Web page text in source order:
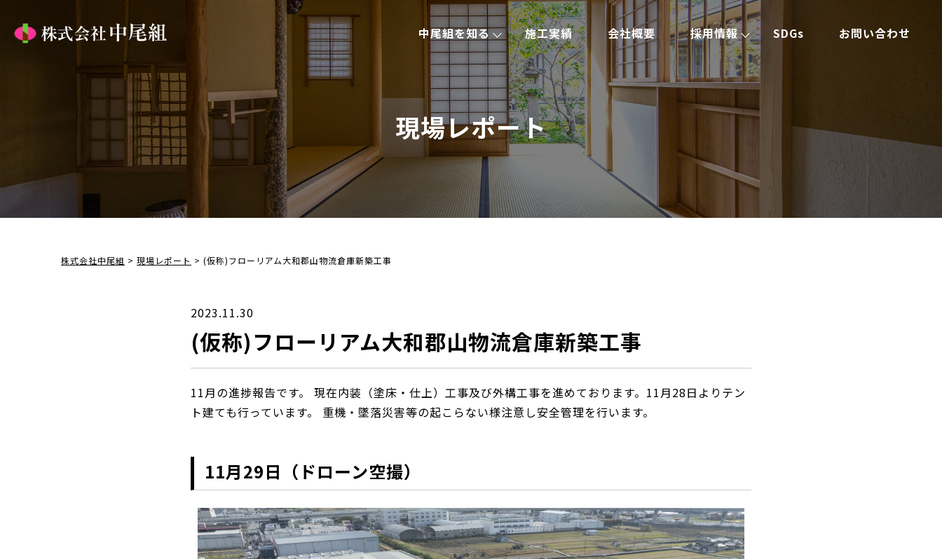
中尾組を知る 施工実績 会社概要 採用情報 SDGs お問い合わせ
現場レポート
株式会社中尾組 > 現場レポート > (仮称)フローリアム大和郡山物流倉庫新築工事
2023.11.30
(仮称)フローリアム大和郡山物流倉庫新築工事
11月の進捗報告です。 現在内装（塗床・仕上）工事及び外構工事を進めております。11月28日よりテン
ト建ても行っています。 重機・墜落災害等の起こらない様注意し安全管理を行います。
11月29日（ドローン空撮）